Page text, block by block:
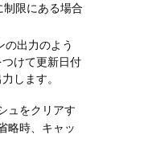
限にある場合
の出力のよう
けて更新日付
します。
ュをクリアす
略時、キャッ